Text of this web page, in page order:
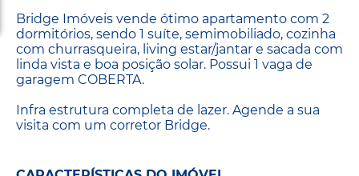
Bridge Imóveis vende ótimo apartamento com 2
dormitórios, sendo 1 suíte, semimobiliado, cozinha
com churrasqueira, living estar/jantar e sacada com
linda vista e boa posição solar. Possui 1 vaga de
garagem COBERTA.
Infra estrutura completa de lazer. Agende a sua
visita com um corretor Bridge.